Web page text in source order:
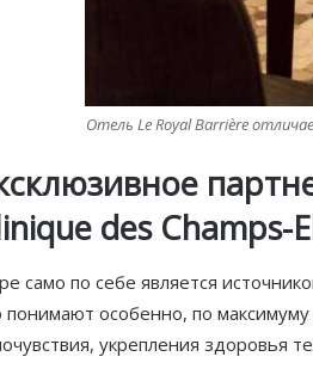
Отель Le Royal Barrière
des Champs-
само по себе является
понимают особенно, по
укрепления здоровья